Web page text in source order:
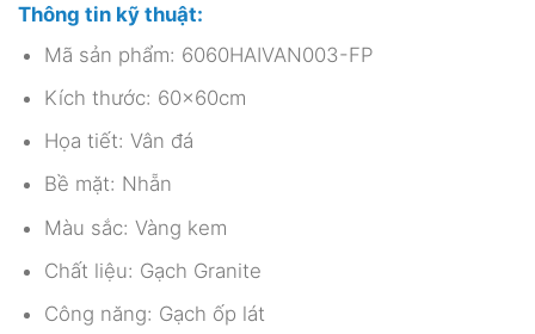
Thông tin kỹ thuật:
Mã sản phẩm: 6060HAIVAN003-FP
Kích thước: 60x60cm
Họa tiết: Vân đá
Bề mặt: Nhẵn
Màu sắc: Vàng kem
Chất liệu: Gạch Granite
Công năng: Gạch ốp lát